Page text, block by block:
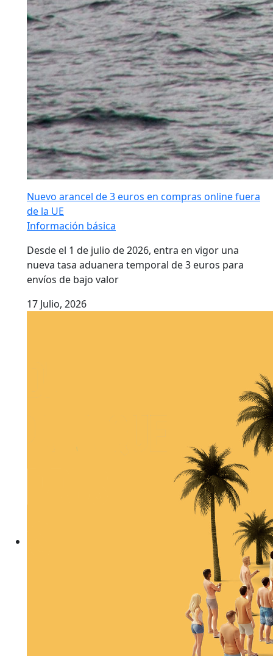
Nuevo arancel de 3 euros en compras online fuera
de la UE
Información básica
Desde el 1 de julio de 2026, entra en vigor una
nueva tasa aduanera temporal de 3 euros para
envíos de bajo valor
17 Julio, 2026